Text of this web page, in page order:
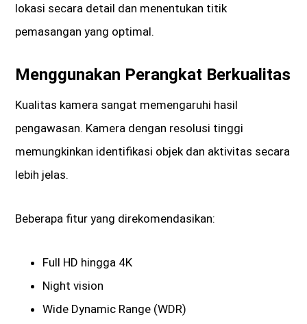
lokasi secara detail dan menentukan titik
pemasangan yang optimal.
Menggunakan Perangkat Berkualitas
Kualitas kamera sangat memengaruhi hasil
pengawasan. Kamera dengan resolusi tinggi
memungkinkan identifikasi objek dan aktivitas secara
lebih jelas.
Beberapa fitur yang direkomendasikan:
Full HD hingga 4K
Night vision
Wide Dynamic Range (WDR)